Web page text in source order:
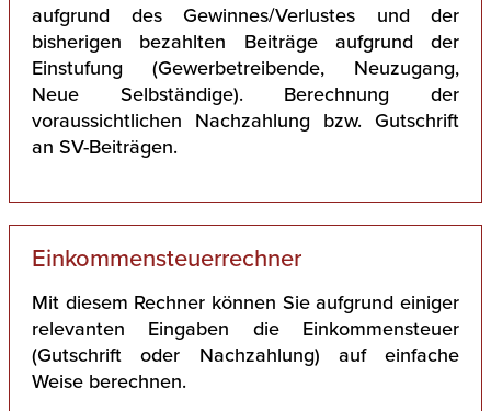
aufgrund des Gewinnes/Verlustes und der
bisherigen bezahlten Beiträge aufgrund der
Einstufung (Gewerbetreibende, Neuzugang,
Neue Selbständige). Berechnung der
voraussichtlichen Nachzahlung bzw. Gutschrift
an SV-Beiträgen.
Einkommensteuerrechner
Mit diesem Rechner können Sie aufgrund einiger
relevanten Eingaben die Einkommensteuer
(Gutschrift oder Nachzahlung) auf einfache
Weise berechnen.